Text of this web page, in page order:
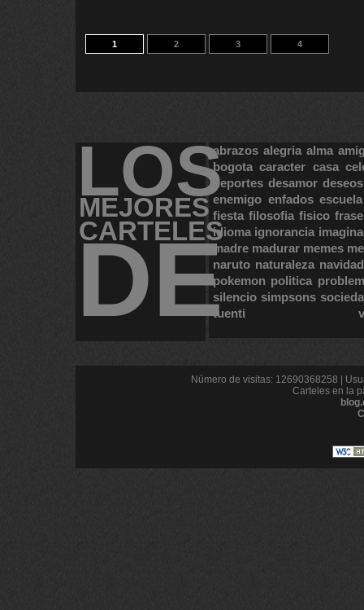
1 2 3 4
LOS
MEJORES
CARTELES
DE
abrazos alegria alma
bogota caracter casa
deportes desamor deseos
enemigo enfados escuela
fiesta filosofia fisico
idioma ignorancia
madre madurar memes
naruto naturaleza navidad
pokemon politica
silencio simpsons
tuenti
Número de visitas: 12690368258 |
Carteles en la